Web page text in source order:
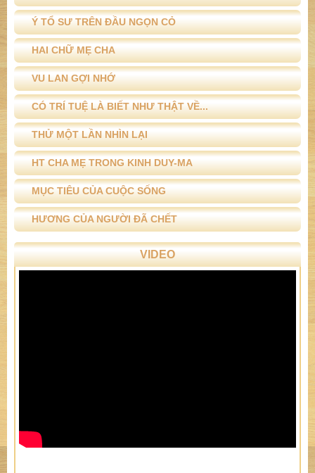
Ý TỔ SƯ TRÊN ĐẦU NGỌN CỎ
HAI CHỮ MẸ CHA
VU LAN GỢI NHỚ
CÓ TRÍ TUỆ LÀ BIẾT NHƯ THẬT VỀ...
THỬ MỘT LẦN NHÌN LẠI
HT CHA MẸ TRONG KINH DUY-MA
MỤC TIÊU CỦA CUỘC SỐNG
HƯƠNG CỦA NGƯỜI ĐÃ CHẾT
VIDEO